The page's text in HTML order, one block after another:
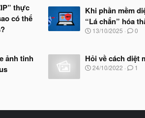
thực
có thể
Khi phần mềm
“Lá chắn” hóa
N
y
b
ắ
13/10/2025 0
ảnh tinh
Hỏi về cách diệt
N
24/10/2022 1